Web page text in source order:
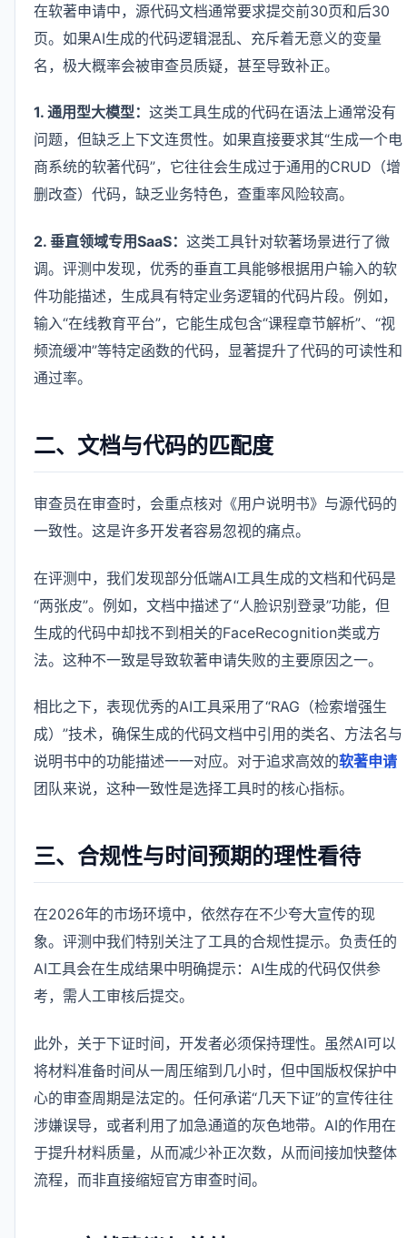
在软著申请中，源代码文档通常要求提交前30页和后30
页。如果AI生成的代码逻辑混乱、充斥着无意义的变量
名，极大概率会被审查员质疑，甚至导致补正。
1. 通用型大模型： 这类工具生成的代码在语法上通常没有
问题，但缺乏上下文连贯性。如果直接要求其“生成一个电
商系统的软著代码”，它往往会生成过于通用的CRUD（增
删改查）代码，缺乏业务特色，查重率风险较高。
2. 垂直领域专用SaaS： 这类工具针对软著场景进行了微
调。评测中发现，优秀的垂直工具能够根据用户输入的软
件功能描述，生成具有特定业务逻辑的代码片段。例如，
输入“在线教育平台”，它能生成包含“课程章节解析”、“视
频流缓冲”等特定函数的代码，显著提升了代码的可读性和
通过率。
二、文档与代码的匹配度
审查员在审查时，会重点核对《用户说明书》与源代码的
一致性。这是许多开发者容易忽视的痛点。
在评测中，我们发现部分低端AI工具生成的文档和代码是
“两张皮”。例如，文档中描述了“人脸识别登录”功能，但
生成的代码中却找不到相关的FaceRecognition类或方
法。这种不一致是导致软著申请失败的主要原因之一。
相比之下，表现优秀的AI工具采用了“RAG（检索增强生
成）”技术，确保生成的代码文档中引用的类名、方法名与
说明书中的功能描述一一对应。对于追求高效的软著申请
团队来说，这种一致性是选择工具时的核心指标。
三、合规性与时间预期的理性看待
在2026年的市场环境中，依然存在不少夸大宣传的现
象。评测中我们特别关注了工具的合规性提示。负责任的
AI工具会在生成结果中明确提示：AI生成的代码仅供参
考，需人工审核后提交。
此外，关于下证时间，开发者必须保持理性。虽然AI可以
将材料准备时间从一周压缩到几小时，但中国版权保护中
心的审查周期是法定的。任何承诺“几天下证”的宣传往往
涉嫌误导，或者利用了加急通道的灰色地带。AI的作用在
于提升材料质量，从而减少补正次数，从而间接加快整体
流程，而非直接缩短官方审查时间。